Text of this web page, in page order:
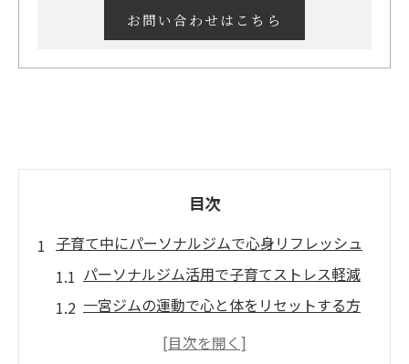
お問い合わせはこちら
目次
子育て中にパーソナルジムで心身リフレッシュ
パーソナルジム活用で子育てストレス軽減
一宮ジムの運動で心と体をリセットする方